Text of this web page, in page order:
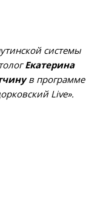
системы
Екатерина
в программе
Live».